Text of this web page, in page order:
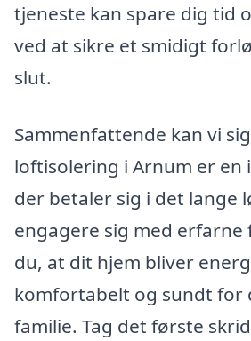
tjeneste kan spare dig tid
ved at sikre et smidigt
slut.
Sammenfattende kan vi
loftisolering i Arnum er en
der betaler sig i det lange
engagere sig med erfarne
du, at dit hjem bliver
komfortabelt og sundt for
familie. Tag det første